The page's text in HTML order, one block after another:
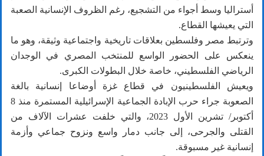
أستراليا وسط أجواء من التشجيع، رغم الظروف الإنسانية الصعبة
التي يعيشها القطاع.
وترتبط مصر وفلسطين بعلاقات تاريخية واجتماعية وثيقة، وهو ما
ينعكس على الحضور الواسع للمنتخب المصري في الوجدان
الرياضي الفلسطيني، خاصة خلال البطولات الكبرى.
ويعيش الفلسطينيون في قطاع غزة أوضاعا إنسانية بالغة
الصعوبة جراء حرب الإبادة الجماعية الإسرائيلية المستمرة منذ 8
أكتوبر/ تشرين الأول 2023، والتي خلفت عشرات الآلاف من
القتلى والجرحى، إلى جانب دمار واسع ونزوح جماعي وأزمة
إنسانية غير مسبوقة.